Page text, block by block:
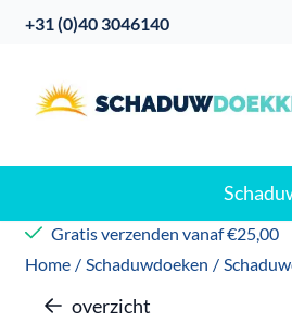
Cookievoorkeuren zijn
+31 (0)40 3046140
Gratis verzenden vanaf €25,00
Home / Schaduwdoeken /
overzicht